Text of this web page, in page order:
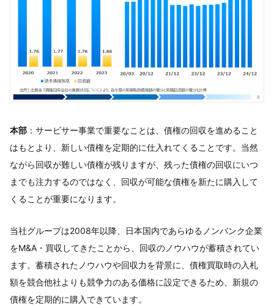
本部 ：サービサー事業で重要なことは、債権の回収を進めること
はもとより、新しい債権を定期的に仕入れてくることです。当然
ながら回収が難しい債権が残りますが、残った債権の回収にいつ
までも注力するのではなく、回収が可能な債権を新たに購入して
くることが重要になります。
当社グループは2008年以降、日本国内であらゆるノンバンク企業
をM&A・買収してきたことから、回収のノウハウが蓄積されてい
ます。蓄積されたノウハウや回収力を背景に、債権買取時の入札
額を競合他社よりも競争力のある価格に設定できるため、新規の
債権を定期的に購入できています。